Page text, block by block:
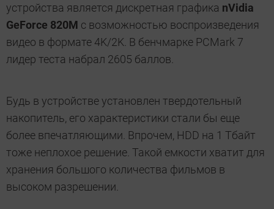
устройства является дискретная графика nVidia
GeForce 820M с возможностью воспроизведения
видео в формате 4K/2K. В бенчмарке PCMark 7
лидер теста набрал 2605 баллов.
Будь в устройстве установлен твердотельный
накопитель, его характеристики стали бы еще
более впечатляющими. Впрочем, HDD на 1 Тбайт
тоже неплохое решение. Такой емкости хватит для
хранения большого количества фильмов в
высоком разрешении.